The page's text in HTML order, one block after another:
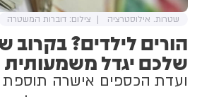
הורים לילדים? בקרוב
שלכם יגדל משמעותית
ועדת הכספים אישרה תוספת
שטרות. אילוסטרציה צילום: דוברות המשטרה